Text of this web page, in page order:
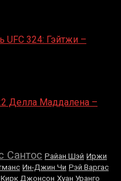
UFC 324: Гэйтжи –
Делла Маддалена –
Сантос Райан Шэй Иржи
Ин-Джин Чи Рэй Варгас
Кирк Джонсон Хуан Уранго